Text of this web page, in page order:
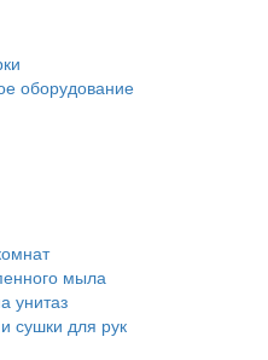
оборудование
мыла
унитаз
сушки для рук